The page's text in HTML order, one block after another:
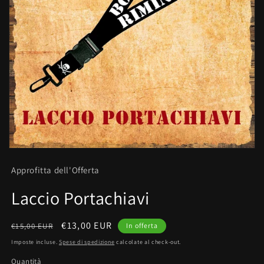
multimediali
finestra
modale
Approfitta dell'Offerta
Laccio Portachiavi
Prezzo
di
€15,00 EUR
Prezzo
scontato
€13,00 EUR In offerta
Imposte incluse. Spese di spedizione calcolate al check-out.
Quantità